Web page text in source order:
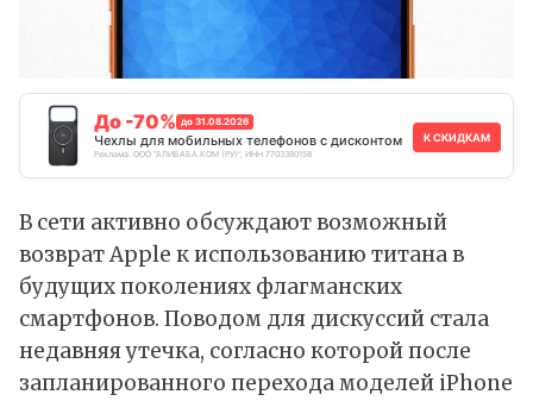
До -70% до 31.08.2026
Чехлы для мобильных телефонов с дисконтом
Реклама. ООО "АЛИБАБА.КОМ (РУ)", ИНН 7703380158
К СКИДКАМ
В сети активно обсуждают возможный
возврат Apple к использованию титана в
будущих поколениях флагманских
смартфонов. Поводом для дискуссий стала
недавняя утечка, согласно которой после
запланированного перехода моделей iPhone